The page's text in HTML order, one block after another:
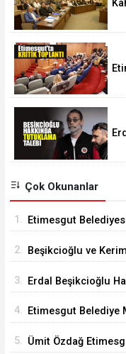
Çok Okunanlar
1. Etimesgut
2. Beşikcioğlu ve
3. Erdal Beşikcioğlu
4. Etimesgut Belediye
5. Ümit Özdağ